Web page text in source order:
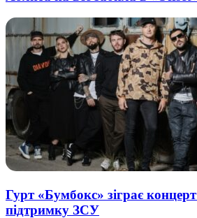
Гурт «Бумбокс» зіграє
підтримку ЗСУ